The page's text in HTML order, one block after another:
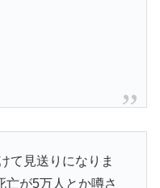
て見送りになりま
亡が5万人とか噂さ